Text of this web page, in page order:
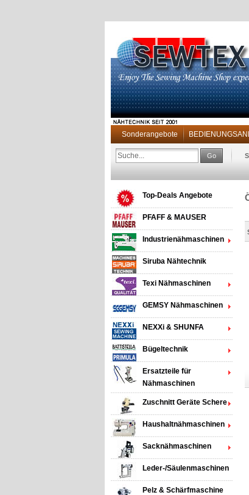
Sonderangebote
Go
Top-Deals Angebote
PFAFF & MAUSER
Industrienähmaschinen
Siruba Nähtechnik
Texi Nähmaschinen
GEMSY Nähmaschinen
NEXXi & SHUNFA
Bügeltechnik
Ersatzteile für
Nähmaschinen
Zuschnitt Geräte Schere
Haushaltnähmaschinen
Sacknähmaschinen
Leder-/Säulenmaschinen
Pelz & Schärfmaschine